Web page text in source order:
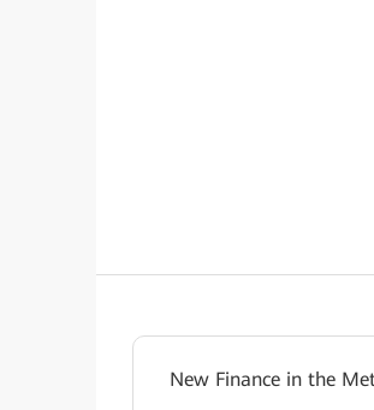
New Finance in the